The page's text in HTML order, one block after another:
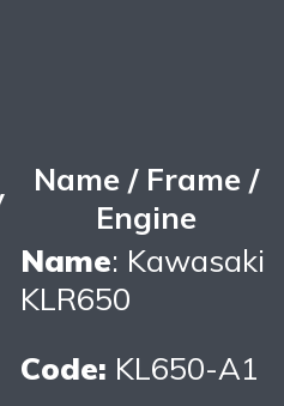
Name / Frame /
Engine
Name: Kawasaki
KLR650
Code: KL650-A1